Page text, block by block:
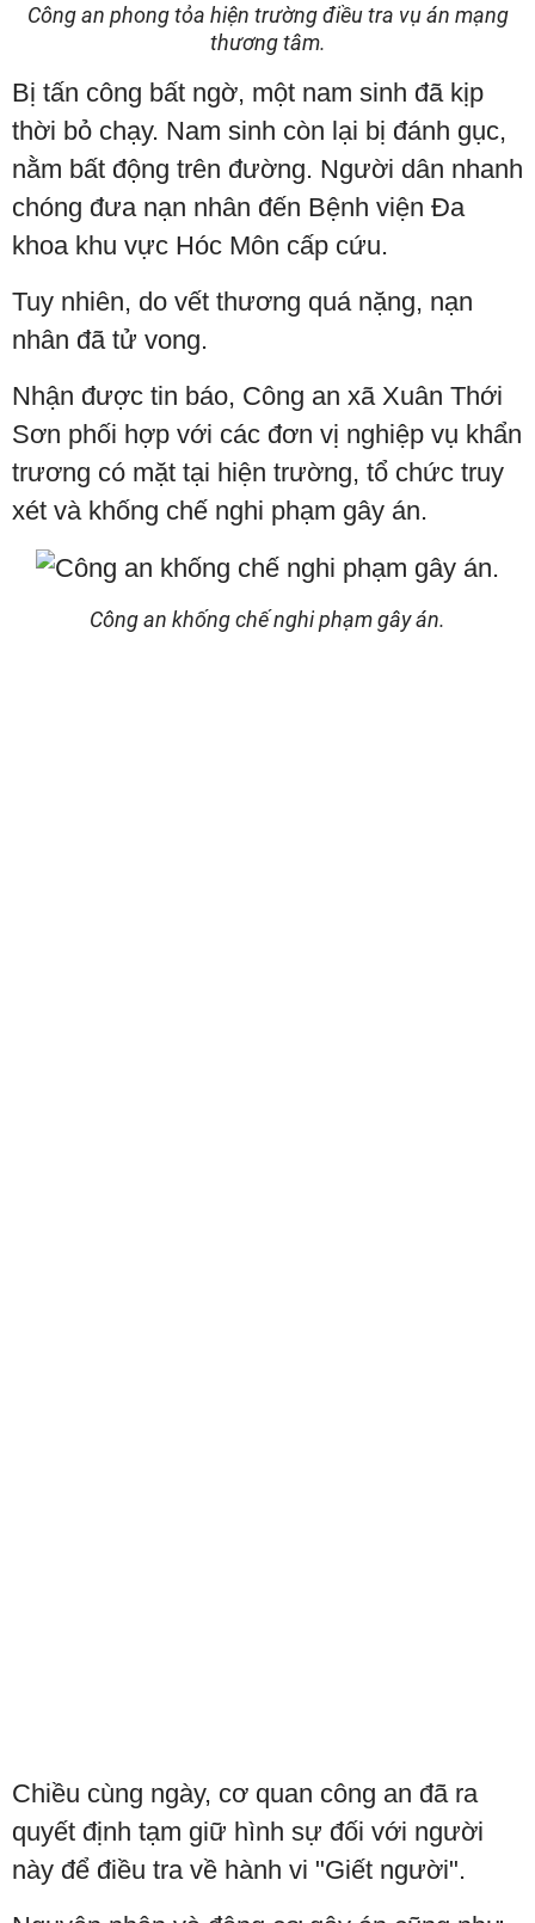
Công an phong tỏa hiện trường điều tra vụ án mạng
thương tâm.
Bị tấn công bất ngờ, một nam sinh đã kịp
thời bỏ chạy. Nam sinh còn lại bị đánh gục,
nằm bất động trên đường. Người dân nhanh
chóng đưa nạn nhân đến Bệnh viện Đa
khoa khu vực Hóc Môn cấp cứu.
Tuy nhiên, do vết thương quá nặng, nạn
nhân đã tử vong.
Nhận được tin báo, Công an xã Xuân Thới
Sơn phối hợp với các đơn vị nghiệp vụ khẩn
trương có mặt tại hiện trường, tổ chức truy
xét và khống chế nghi phạm gây án.
Công an khống chế nghi phạm gây án.
Chiều cùng ngày, cơ quan công an đã ra
quyết định tạm giữ hình sự đối với người
này để điều tra về hành vi "Giết người".